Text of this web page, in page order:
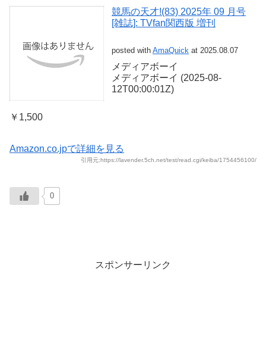
競馬の天才!(83) 2025年 09 月号
[雑誌]: TVfan関西版 増刊
posted with AmaQuick at 2025.08.07
メディアボーイ
メディアボーイ (2025-08-
12T00:00:01Z)
￥1,500
Amazon.co.jpで詳細を見る
引用元:https://lavender.5ch.net/test/read.cgi/keiba/1754456100/
0
スポンサーリンク